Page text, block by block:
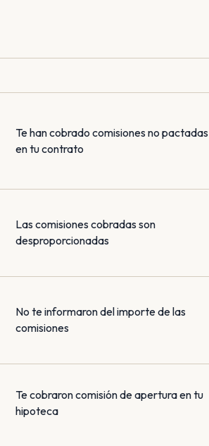
Te han cobrado comisiones no pactadas
en tu contrato
Las comisiones cobradas son
desproporcionadas
No te informaron del importe de las
comisiones
Te cobraron comisión de apertura en tu
hipoteca